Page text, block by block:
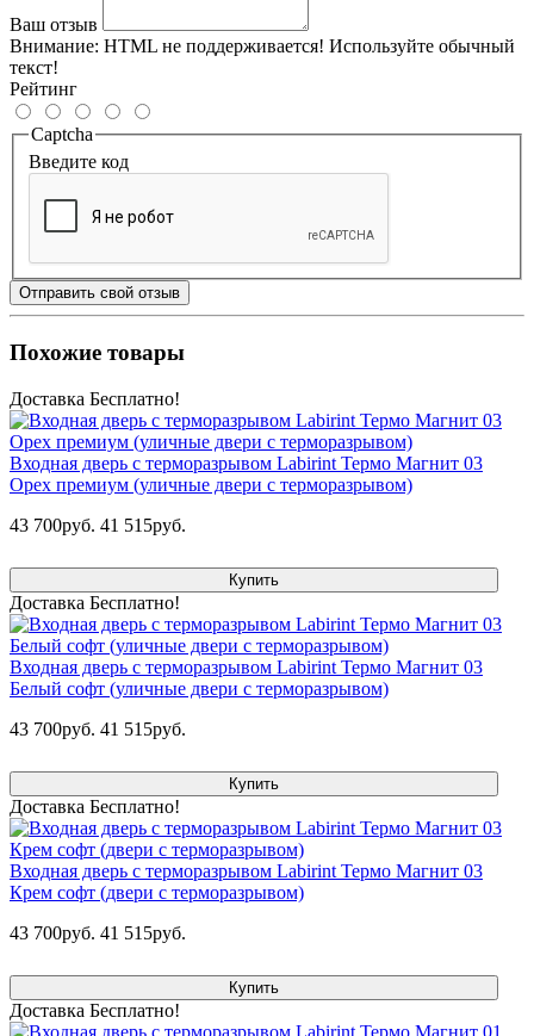
Ваш отзыв
Внимание: HTML не поддерживается! Используйте обычный
текст!
Рейтинг
Captcha
Введите код
Отправить свой отзыв
Похожие товары
Доставка Бесплатно!
Входная дверь с терморазрывом Labirint Термо Магнит 03
Орех премиум (уличные двери с терморазрывом)
43 700руб. 41 515руб.
Купить
Доставка Бесплатно!
Входная дверь с терморазрывом Labirint Термо Магнит 03
Белый софт (уличные двери с терморазрывом)
43 700руб. 41 515руб.
Купить
Доставка Бесплатно!
Входная дверь с терморазрывом Labirint Термо Магнит 03
Крем софт (двери с терморазрывом)
43 700руб. 41 515руб.
Купить
Доставка Бесплатно!